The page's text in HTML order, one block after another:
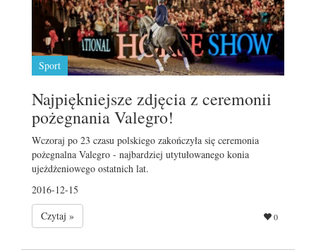
Sport
Najpiękniejsze zdjęcia z ceremonii
pożegnania Valegro!
Wczoraj po 23 czasu polskiego zakończyła się ceremonia
pożegnalna Valegro - najbardziej utytułowanego konia
ujeżdżeniowego ostatnich lat.
2016-12-15
Czytaj »
0